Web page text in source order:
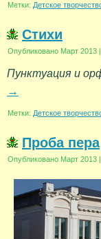
Метки: Детское
Стихи
Опубликовано Март 2013 |
Пунктуация и
→
Метки: Детское
Проба пера
Опубликовано Март 2013 |